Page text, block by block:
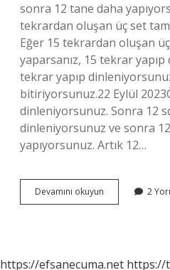
sonra 12 tane daha
tekrardan oluşan üç set
Eğer 15 tekrardan oluşan
yaparsanız, 15 tekrar
tekrar yapıp
bitiriyorsunuz.22 Eylül
dinleniyorsunuz. Sonra 12
dinleniyorsunuz ve sonra
yapıyorsunuz. Artık 12…
Devamını okuyun
3
2
https://efsanecuma.net https://